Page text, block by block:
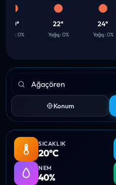
0%
22°
Yağış: 0%
24°
Yağış: 0%
Konum
SICAKLIK
20°C
NEM
40%